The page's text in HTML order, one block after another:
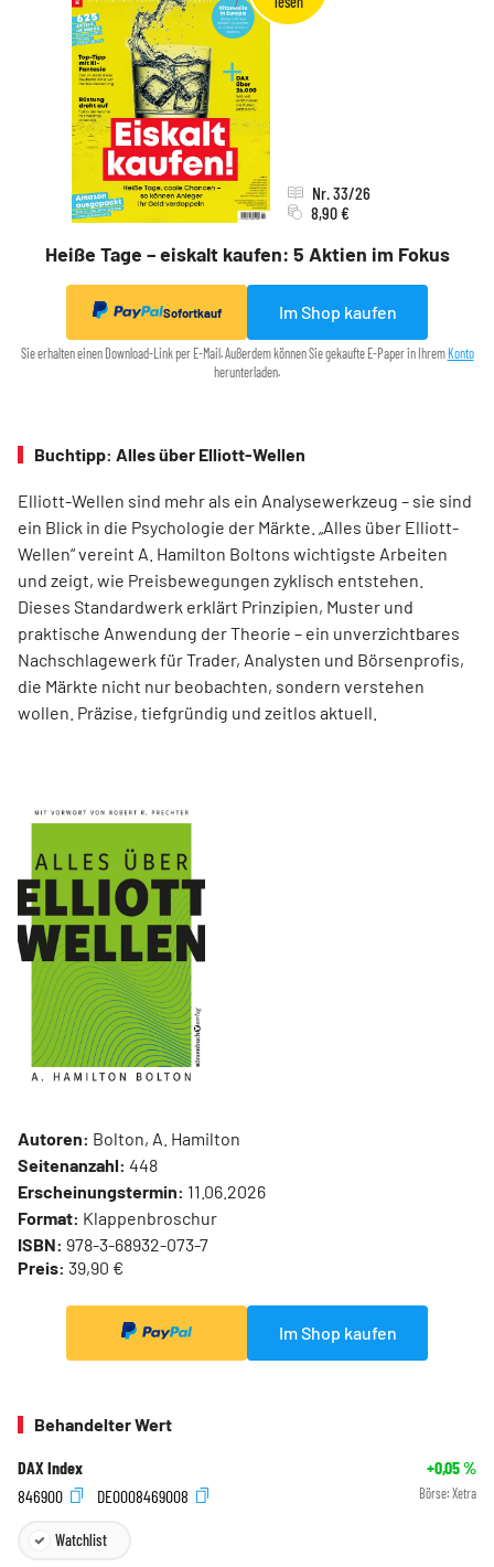
Heiße Tage – eiskalt kaufen: 5 Aktien im Fokus
Nr. 33/26
8,90 €
Sofortkauf Im Shop kaufen
Sie erhalten einen Download-Link per E-Mail. Außerdem können Sie gekaufte E-Paper in Ihrem Konto
herunterladen.
Buchtipp: Alles über Elliott-Wellen
Elliott-Wellen sind mehr als ein Analysewerkzeug – sie sind
ein Blick in die Psychologie der Märkte. „Alles über Elliott-
Wellen“ vereint A. Hamilton Boltons wichtigste Arbeiten
und zeigt, wie Preisbewegungen zyklisch entstehen.
Dieses Standardwerk erklärt Prinzipien, Muster und
praktische Anwendung der Theorie – ein unverzichtbares
Nachschlagewerk für Trader, Analysten und Börsenprofis,
die Märkte nicht nur beobachten, sondern verstehen
wollen. Präzise, tiefgründig und zeitlos aktuell.
Autoren: Bolton, A. Hamilton
Seitenanzahl: 448
Erscheinungstermin: 11.06.2026
Format: Klappenbroschur
ISBN: 978-3-68932-073-7
Preis: 39,90 €
Im Shop kaufen
Behandelter Wert
DAX Index +0,05%
846900
DE0008469008 Börse: Xetra
Watchlist